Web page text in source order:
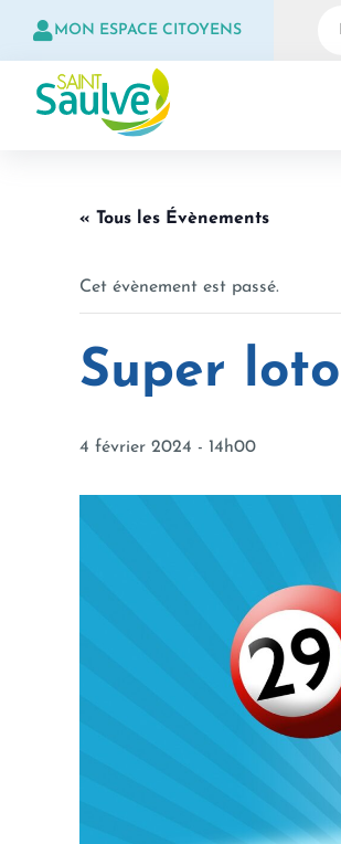
MON ESPACE CITOYENS
« Tous les Évènements
Cet évènement est passé.
Super
4 février 2024 - 14h00